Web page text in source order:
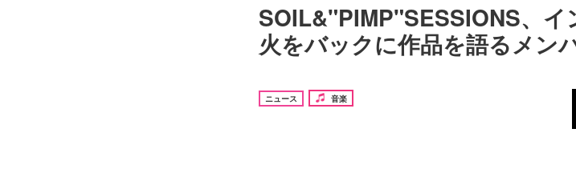
SOIL&"PIMP"SESSIONS、イ
火をバックに作品を語るメン
ニュース 音楽